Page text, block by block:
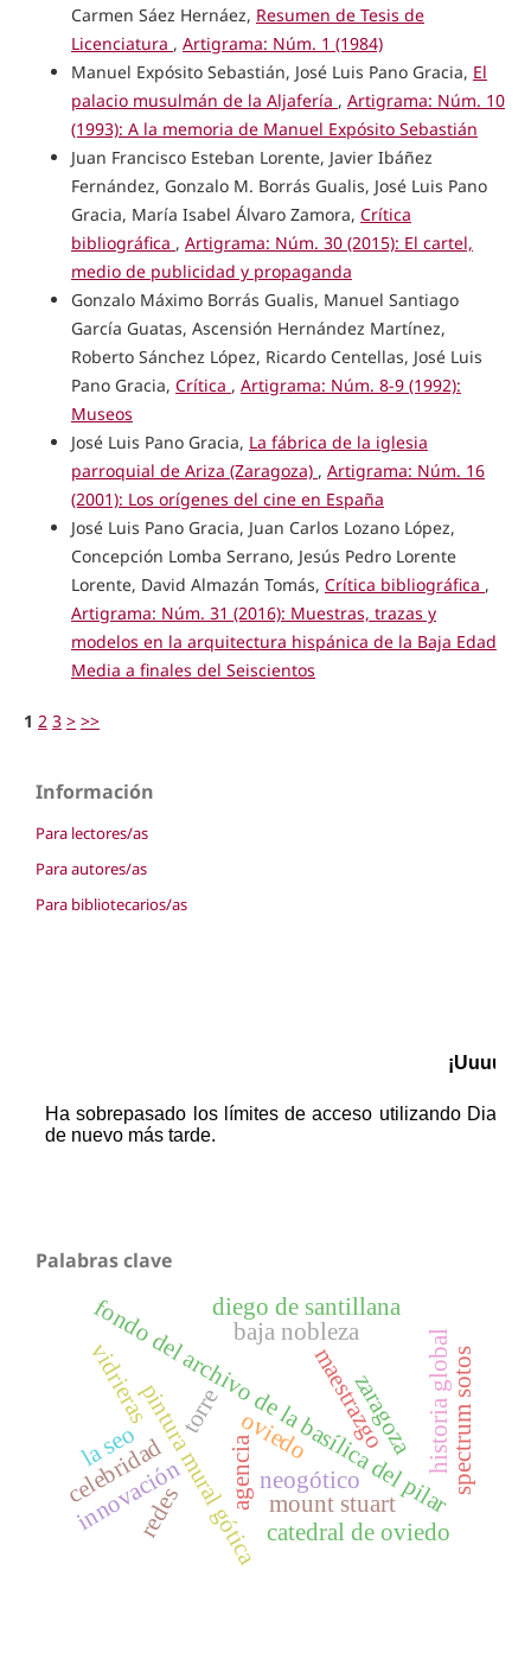
Carmen Sáez Hernáez, Resumen de Tesis de
Licenciatura , Artigrama: Núm. 1 (1984)
Manuel Expósito Sebastián, José Luis Pano Gracia, El
palacio musulmán de la Aljafería , Artigrama: Núm. 10
(1993): A la memoria de Manuel Expósito Sebastián
Juan Francisco Esteban Lorente, Javier Ibáñez
Fernández, Gonzalo M. Borrás Gualis, José Luis Pano
Gracia, María Isabel Álvaro Zamora, Crítica
bibliográfica , Artigrama: Núm. 30 (2015): El cartel,
medio de publicidad y propaganda
Gonzalo Máximo Borrás Gualis, Manuel Santiago
García Guatas, Ascensión Hernández Martínez,
Roberto Sánchez López, Ricardo Centellas, José Luis
Pano Gracia, Crítica , Artigrama: Núm. 8-9 (1992):
Museos
José Luis Pano Gracia, La fábrica de la iglesia
parroquial de Ariza (Zaragoza) , Artigrama: Núm. 16
(2001): Los orígenes del cine en España
José Luis Pano Gracia, Juan Carlos Lozano López,
Concepción Lomba Serrano, Jesús Pedro Lorente
Lorente, David Almazán Tomás, Crítica bibliográfica ,
Artigrama: Núm. 31 (2016): Muestras, trazas y
modelos en la arquitectura hispánica de la Baja Edad
Media a finales del Seiscientos
1 2 3 > >>
Información
Para lectores/as
Para autores/as
Para bibliotecarios/as
Palabras clave
fondo del archivo de la basílica del pilar
maestrazgo
pintura mural gótica
torre
baja nobleza
agencia
celebridad historia global
innovación
redes
oviedo
catedral de oviedo
vidrieras
diego de santillana
zaragoza spectrum sotos
mount stuart
la seo
neogótico